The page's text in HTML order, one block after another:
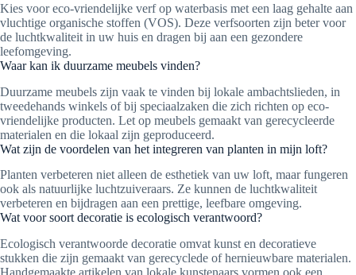
Kies voor eco-vriendelijke verf op waterbasis met een laag gehalte aan
vluchtige organische stoffen (VOS). Deze verfsoorten zijn beter voor
de luchtkwaliteit in uw huis en dragen bij aan een gezondere
leefomgeving.
Waar kan ik duurzame meubels vinden?
Duurzame meubels zijn vaak te vinden bij lokale ambachtslieden, in
tweedehands winkels of bij speciaalzaken die zich richten op eco-
vriendelijke producten. Let op meubels gemaakt van gerecycleerde
materialen en die lokaal zijn geproduceerd.
Wat zijn de voordelen van het integreren van planten in mijn loft?
Planten verbeteren niet alleen de esthetiek van uw loft, maar fungeren
ook als natuurlijke luchtzuiveraars. Ze kunnen de luchtkwaliteit
verbeteren en bijdragen aan een prettige, leefbare omgeving.
Wat voor soort decoratie is ecologisch verantwoord?
Ecologisch verantwoorde decoratie omvat kunst en decoratieve
stukken die zijn gemaakt van gerecyclede of hernieuwbare materialen.